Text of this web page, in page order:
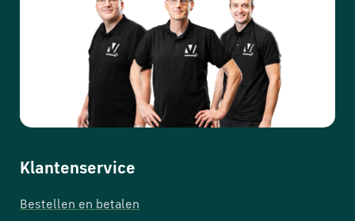
Klantenservice
Bestellen en betalen